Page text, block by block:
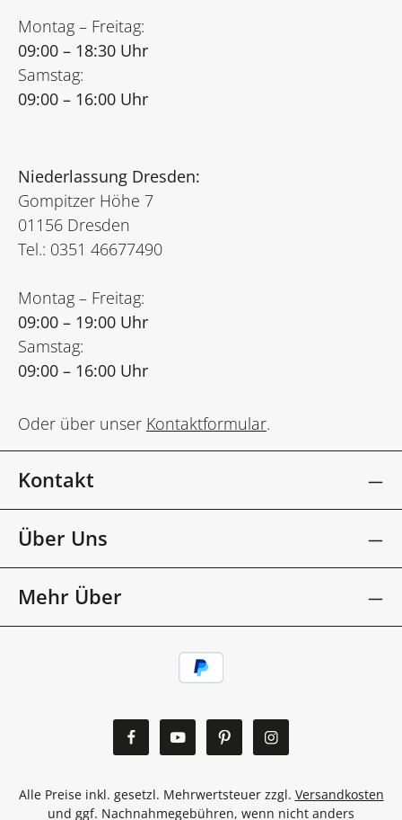
Montag – Freitag:
09:00 – 18:30 Uhr
Samstag:
09:00 – 16:00 Uhr
Niederlassung Dresden:
Gompitzer Höhe 7
01156 Dresden
Tel.: 0351 46677490
Montag – Freitag:
09:00 – 19:00 Uhr
Samstag:
09:00 – 16:00 Uhr
Oder über unser Kontaktformular.
Kontakt
Über Uns
Mehr Über
Alle Preise inkl. gesetzl. Mehrwertsteuer zzgl. Versandkosten
und ggf. Nachnahmegebühren, wenn nicht anders